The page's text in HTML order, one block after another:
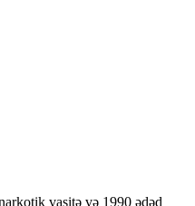
vasitə və 1990 ədəd